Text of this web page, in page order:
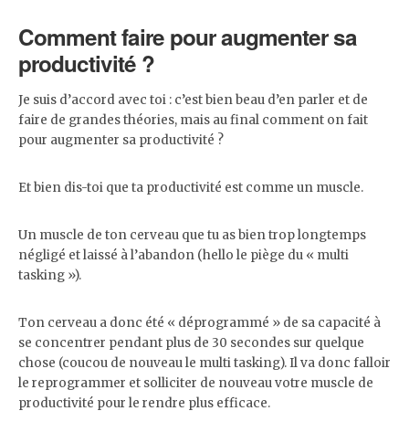
Comment faire pour augmenter sa
productivité ?
Je suis d’accord avec toi : c’est bien beau d’en parler et de
faire de grandes théories, mais au final comment on fait
pour augmenter sa productivité ?
Et bien dis-toi que ta productivité est comme un muscle.
Un muscle de ton cerveau que tu as bien trop longtemps
négligé et laissé à l’abandon (hello le piège du « multi
tasking »).
Ton cerveau a donc été « déprogrammé » de sa capacité à
se concentrer pendant plus de 30 secondes sur quelque
chose (coucou de nouveau le multi tasking). Il va donc falloir
le reprogrammer et solliciter de nouveau votre muscle de
productivité pour le rendre plus efficace.